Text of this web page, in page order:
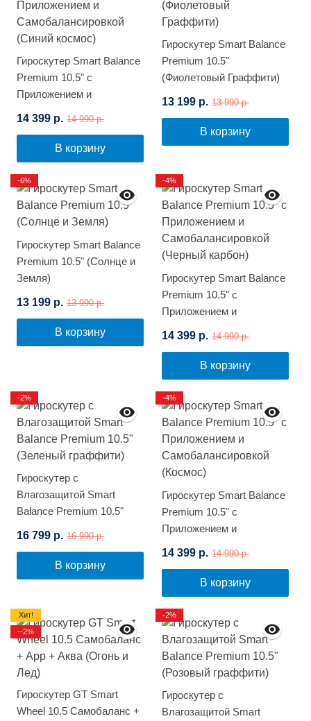
Гироскутер Smart Balance
Premium 10.5" с
Приложением и
(Синий космос)
14 399 р. 14 990 р.
В корзину
Гироскутер Smart Balance
Premium 10.5"
(Фиолетовый Граффити)
13 199 р. 13 990 р.
В корзину
Гироскутер Smart Balance
Premium 10.5" (Солнце и
Земля)
13 199 р. 13 990 р.
В корзину
-6%
Гироскутер Smart Balance
Premium 10.5" с
Приложением и
(Черный карбон)
14 399 р. 14 990 р.
В корзину
-4%
Гироскутер с
Влагозащитой Smart
Balance Premium 10.5"
16 799 р. 16 990 р.
В корзину
-2%
Гироскутер Smart Balance
Premium 10.5" с
Приложением и
(Космос)
14 399 р. 14 990 р.
В корзину
-4%
Гироскутер GT Smart
Wheel 10.5 Самобаланс +
Хит!
--2%
Гироскутер с
Влагозащитой Smart
-2%